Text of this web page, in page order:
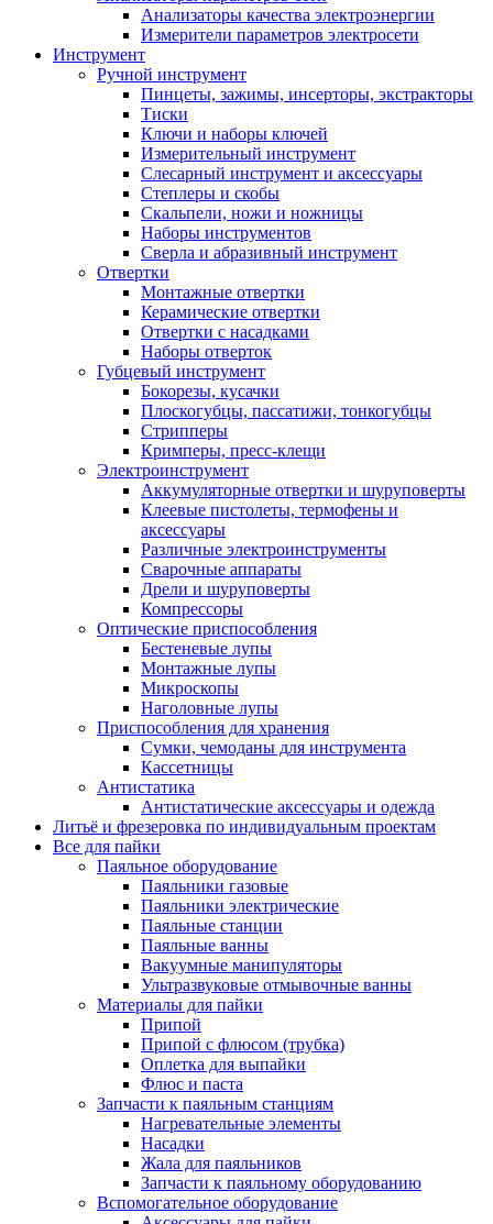
Анализаторы качества электроэнергии
Измерители параметров электросети
Инструмент
Ручной инструмент
Пинцеты, зажимы, инсерторы, экстракторы
Тиски
Ключи и наборы ключей
Измерительный инструмент
Слесарный инструмент и аксессуары
Степлеры и скобы
Скальпели, ножи и ножницы
Наборы инструментов
Сверла и абразивный инструмент
Отвертки
Монтажные отвертки
Керамические отвертки
Отвертки с насадками
Наборы отверток
Губцевый инструмент
Бокорезы, кусачки
Плоскогубцы, пассатижи, тонкогубцы
Стрипперы
Кримперы, пресс-клещи
Электроинструмент
Аккумуляторные отвертки и шуруповерты
Клеевые пистолеты, термофены и
аксессуары
Различные электроинструменты
Сварочные аппараты
Дрели и шуруповерты
Компрессоры
Оптические приспособления
Бестеневые лупы
Монтажные лупы
Микроскопы
Наголовные лупы
Приспособления для хранения
Сумки, чемоданы для инструмента
Кассетницы
Антистатика
Антистатические аксессуары и одежда
Литьё и фрезеровка по индивидуальным проектам
Все для пайки
Паяльное оборудование
Паяльники газовые
Паяльники электрические
Паяльные станции
Паяльные ванны
Вакуумные манипуляторы
Ультразвуковые отмывочные ванны
Материалы для пайки
Припой
Припой с флюсом (трубка)
Оплетка для выпайки
Флюс и паста
Запчасти к паяльным станциям
Нагревательные элементы
Насадки
Жала для паяльников
Запчасти к паяльному оборудованию
Вспомогательное оборудование